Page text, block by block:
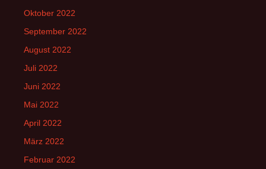
Oktober 2022
September 2022
August 2022
Juli 2022
Juni 2022
Mai 2022
April 2022
März 2022
Februar 2022